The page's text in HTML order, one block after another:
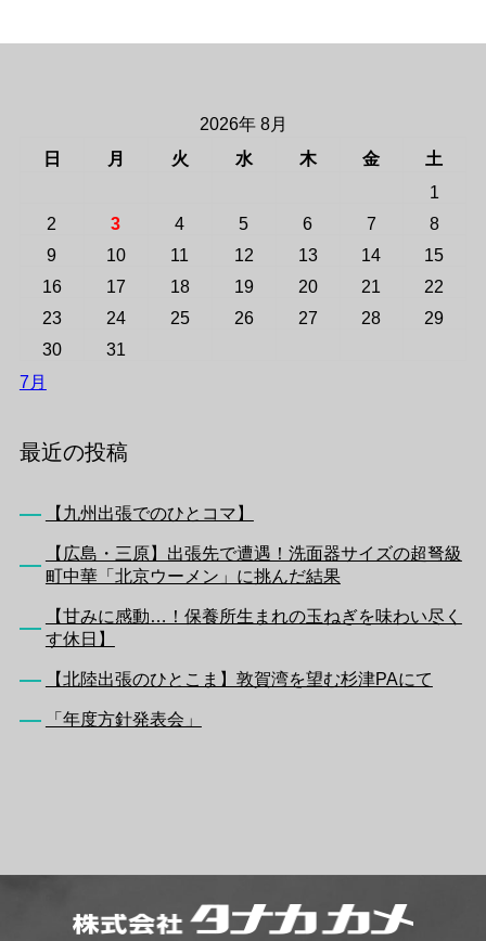
2026年 8月
日
月 火 水 木 金
土
1
2
3 4 5 6 7
8
9
10 11 12 13 14
15
16
17 18 19 20 21
22
23
24 25 26 27 28
29
30
31
7月
最近の投稿
【九州出張でのひとコマ】
【広島・三原】出張先で遭遇！洗面器サイズの超弩級
町中華「北京ウーメン」に挑んだ結果
【甘みに感動…！保養所生まれの玉ねぎを味わい尽く
す休日】
【北陸出張のひとこま】敦賀湾を望む杉津PAにて
「年度方針発表会」